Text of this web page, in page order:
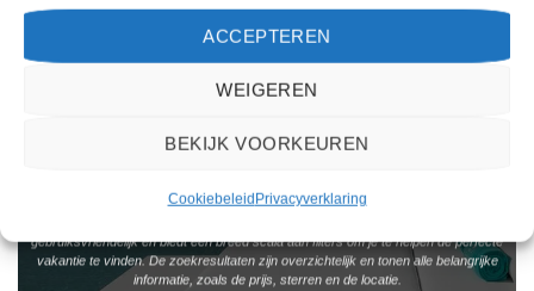
ACCEPTEREN
WEIGEREN
BEKIJK VOORKEUREN
CookiebeleidPrivacyverklaring
gebruiksvriendelijk en biedt een breed scala aan filters om je te helpen de perfecte
vakantie te vinden. De zoekresultaten zijn overzichtelijk en tonen alle belangrijke
informatie, zoals de prijs, sterren en de locatie.